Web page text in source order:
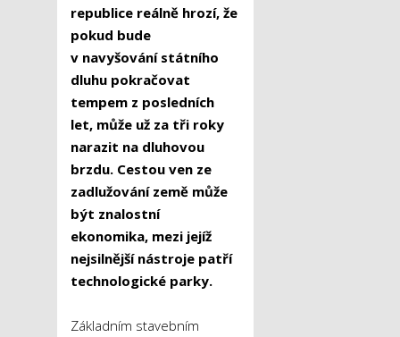
republice reálně hrozí, že
pokud bude
v navyšování státního
dluhu pokračovat
tempem z posledních
let, může už za tři roky
narazit na dluhovou
brzdu. Cestou ven ze
zadlužování země může
být znalostní
ekonomika, mezi jejíž
nejsilnější nástroje patří
technologické parky.
Základním stavebním